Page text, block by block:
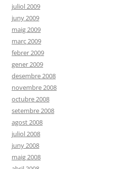
juliol 2009
juny 2009
maig 2009
març 2009
febrer 2009
gener 2009
desembre 2008
novembre 2008
octubre 2008
setembre 2008
agost 2008
juliol 2008
juny 2008
maig 2008